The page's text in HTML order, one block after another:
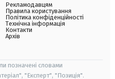
Рекламодавцям
Правила користування
Політика конфіденційності
Технічна інформація
Контакти
Архів
позначені словами
"Експерт", "Позиція".